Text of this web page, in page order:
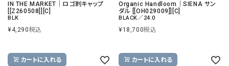
IN THE MARKET｜ロゴ刺キャップ
[[Z260508]][C]
BLK
¥4,290税込
カートに入れる
Organic Handloom｜SIENA サン
ダル [[OH029009]][C]
BLACK／24.0
¥18,700税込
カートに入れる